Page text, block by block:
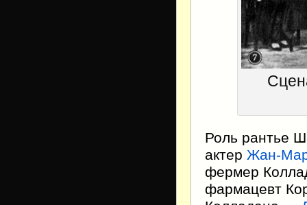
Роль рантье
актер Жан-
фермер
фармацевт